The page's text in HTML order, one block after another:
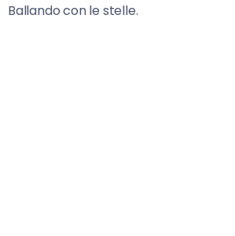
Ballando con le stelle.